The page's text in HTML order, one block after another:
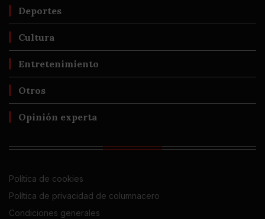
Deportes
Cultura
Entretenimiento
Otros
Opinión experta
Política de cookies
Política de privacidad de columnacero
Condiciones generales